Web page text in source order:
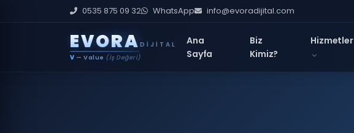
0535 875 09 32 WhatsApp info@evoradijital.com
EVORA DIJITAL
V — Value (İş Değeri)
Ana
Sayfa
Biz
Kimiz?
Hizmetler